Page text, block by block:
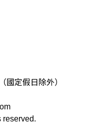
國定假日除外）
reserved.